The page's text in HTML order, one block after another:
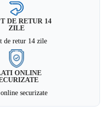
DE RETUR 14
ZILE
de retur 14 zile
ONLINE
securizate